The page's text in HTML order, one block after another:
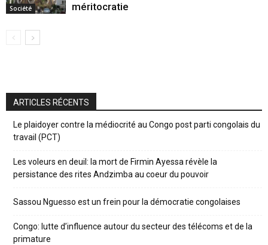
Société
méritocratie
ARTICLES RÉCENTS
Le plaidoyer contre la médiocrité au Congo post parti congolais du
travail (PCT)
Les voleurs en deuil: la mort de Firmin Ayessa révèle la
persistance des rites Andzimba au coeur du pouvoir
Sassou Nguesso est un frein pour la démocratie congolaises
Congo: lutte d’influence autour du secteur des télécoms et de la
primature